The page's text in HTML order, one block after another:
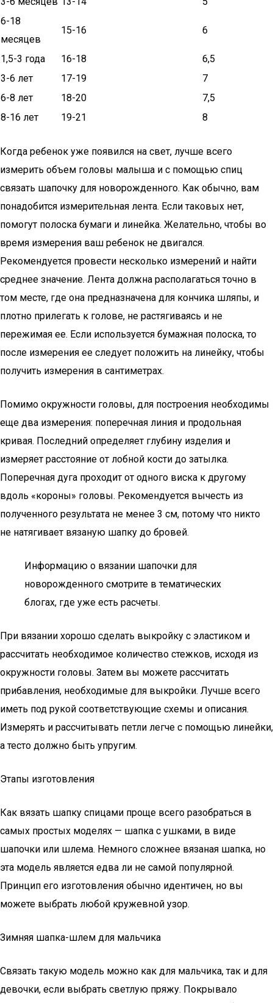
6-18
месяцев
15-16 6
1,5-3 года 16-18
6,5
3-6 лет
17-19
7
6-8 лет
18-20
7,5
8-16 лет
19-21 8
Когда ребенок уже появился на свет, лучше всего
измерить объем головы малыша и с помощью спиц
связать шапочку для новорожденного. Как обычно, вам
понадобится измерительная лента. Если таковых нет,
помогут полоска бумаги и линейка. Желательно, чтобы во
время измерения ваш ребенок не двигался.
Рекомендуется провести несколько измерений и найти
среднее значение. Лента должна располагаться точно в
том месте, где она предназначена для кончика шляпы, и
плотно прилегать к голове, не растягиваясь и не
пережимая ее. Если используется бумажная полоска, то
после измерения ее следует положить на линейку, чтобы
получить измерения в сантиметрах.
Помимо окружности головы, для построения необходимы
еще два измерения: поперечная линия и продольная
кривая. Последний определяет глубину изделия и
измеряет расстояние от лобной кости до затылка.
Поперечная дуга проходит от одного виска к другому
вдоль «короны» головы. Рекомендуется вычесть из
полученного результата не менее 3 см, потому что никто
не натягивает вязаную шапку до бровей.
Информацию о вязании шапочки для
новорожденного смотрите в тематических
блогах, где уже есть расчеты.
При вязании хорошо сделать выкройку с эластиком и
рассчитать необходимое количество стежков, исходя из
окружности головы. Затем вы можете рассчитать
прибавления, необходимые для выкройки. Лучше всего
иметь под рукой соответствующие схемы и описания.
Измерять и рассчитывать петли легче с помощью линейки,
а тесто должно быть упругим.
Этапы изготовления
Как вязать шапку спицами проще всего разобраться в
самых простых моделях — шапка с ушками, в виде
шапочки или шлема. Немного сложнее вязаная шапка, но
эта модель является едва ли не самой популярной.
Принцип его изготовления обычно идентичен, но вы
можете выбрать любой кружевной узор.
Зимняя шапка-шлем для мальчика
Связать такую модель можно как для мальчика, так и для
девочки, если выбрать светлую пряжу. Покрывало